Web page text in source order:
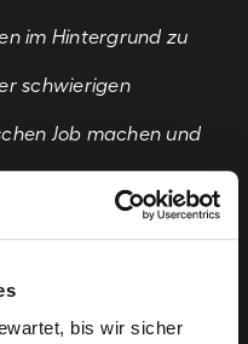
bis wir sicher
im Hintergrund zu
schwierigen
Job machen und